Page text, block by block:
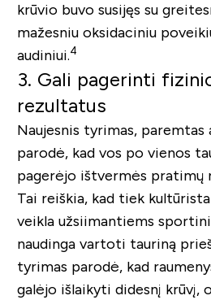
krūvio buvo susijęs su
mažesniu oksidaciniu
audiniui.4
3. Gali pagerinti
rezultatus
Naujesnis tyrimas, paremtas
parodė, kad vos po vienos
pagerėjo ištvermės pratimų
Tai reiškia, kad tiek
veikla užsiimantiems
naudinga vartoti tauriną
tyrimas parodė, kad
galėjo išlaikyti didesnį krūvį,